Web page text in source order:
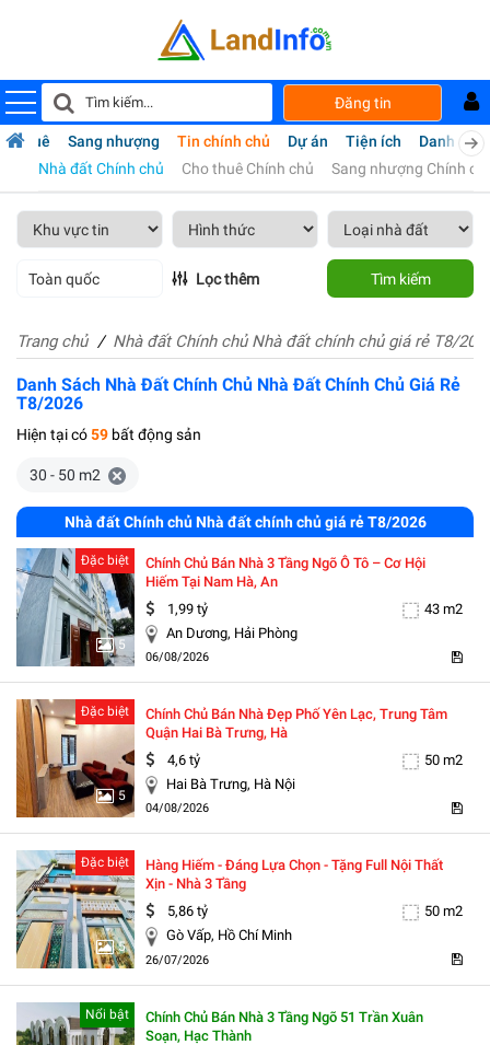
Đăng tin
thuê Sang nhượng Tin chính chủ Dự án Tiện ích
Danh bạ
Nhà đất Chính chủ
Cho thuê Chính chủ Sang nhượng Chính
Toàn quốc Lọc thêm Tìm kiếm
Trang chủ Nhà đất Chính chủ Nhà đất chính chủ giá rẻ T8/
Danh Sách Nhà Đất Chính Chủ Nhà Đất Chính Chủ Giá Rẻ
T8/2026
Hiện tại có59 bất động sản
30 - 50 m2
Nhà đất Chính chủ Nhà đất chính chủ giá rẻ T8/2026
5
Đặc biệt
Chính Chủ Bán Nhà 3 Tầng Ngõ Ô Tô – Cơ Hội
Hiếm Tại Nam Hà, An
1,99 tỷ
43 m2
An Dương, Hải Phòng
06/08/2026
5
Đặc biệt
Chính Chủ Bán Nhà Đẹp Phố Yên Lạc, Trung Tâm
Quận Hai Bà Trưng, Hà
4,6 tỷ
50 m2
Hai Bà Trưng, Hà Nội
04/08/2026
5
Đặc biệt
Hàng Hiếm - Đáng Lựa Chọn - Tặng Full Nội Thất
Xịn - Nhà 3 Tầng
5,86 tỷ
50 m2
Gò Vấp, Hồ Chí Minh
26/07/2026
Nổi bật
Chính Chủ Bán Nhà 3 Tầng Ngõ 51 Trần Xuân
Soạn, Hạc Thành